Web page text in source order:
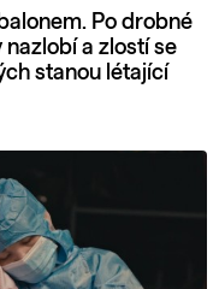
Po drobné
a zlostí se
stanou létající